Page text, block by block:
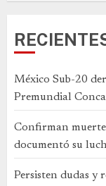
México Sub-20
Premundial
Confirman
documentó su
Persisten dudas y